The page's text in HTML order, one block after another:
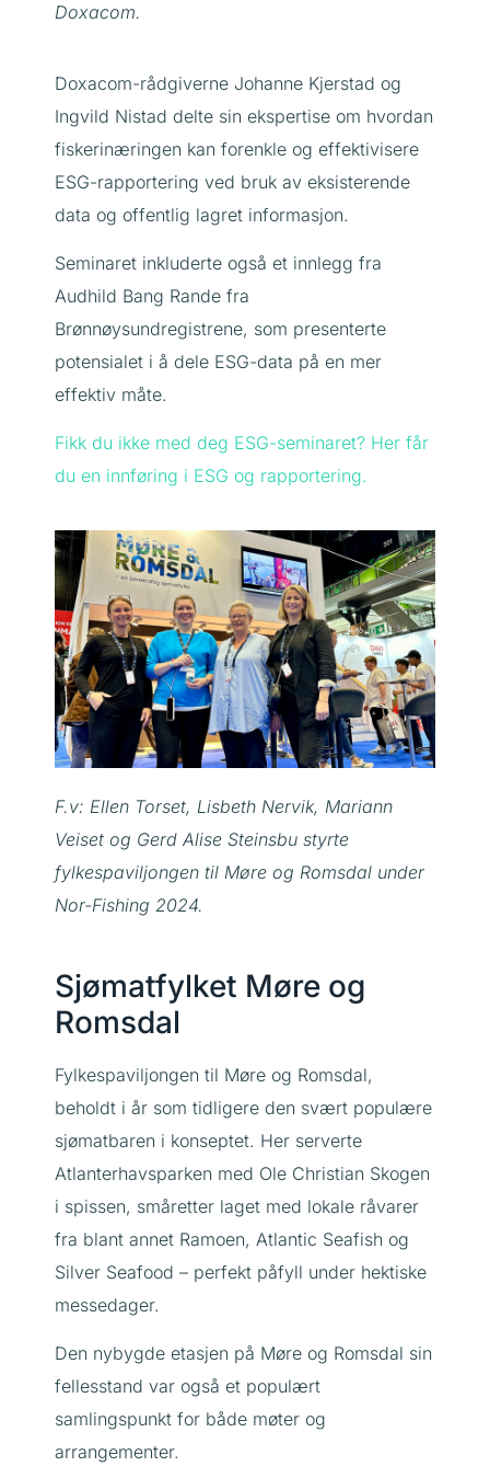
Doxacom.
Doxacom-rådgiverne Johanne Kjerstad og
Ingvild Nistad delte sin ekspertise om hvordan
fiskerinæringen kan forenkle og effektivisere
ESG-rapportering ved bruk av eksisterende
data og offentlig lagret informasjon.
Seminaret inkluderte også et innlegg fra
Audhild Bang Rande fra
Brønnøysundregistrene, som presenterte
potensialet i å dele ESG-data på en mer
effektiv måte.
Fikk du ikke med deg ESG-seminaret? Her får
du en innføring i ESG og rapportering.
F.v: Ellen Torset, Lisbeth Nervik, Mariann
Veiset og Gerd Alise Steinsbu styrte
fylkespaviljongen til Møre og Romsdal under
Nor-Fishing 2024.
Sjømatfylket Møre og
Romsdal
Fylkespaviljongen til Møre og Romsdal,
beholdt i år som tidligere den svært populære
sjømatbaren i konseptet. Her serverte
Atlanterhavsparken med Ole Christian Skogen
i spissen, småretter laget med lokale råvarer
fra blant annet Ramoen, Atlantic Seafish og
Silver Seafood – perfekt påfyll under hektiske
messedager.
Den nybygde etasjen på Møre og Romsdal sin
fellesstand var også et populært
samlingspunkt for både møter og
arrangementer.